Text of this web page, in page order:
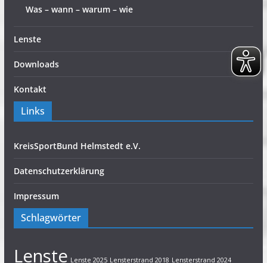
Was – wann – warum – wie
Lenste
Downloads
Kontakt
Links
KreisSportBund Helmstedt e.V.
Datenschutzerklärung
Impressum
Schlagwörter
Lenste Lenste 2025 Lensterstrand 2018 Lensterstrand 2024